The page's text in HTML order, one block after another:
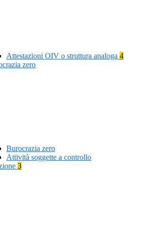
Attestazioni OIV o struttura analoga 4
zero
Burocrazia zero
Attività soggette a controllo
3